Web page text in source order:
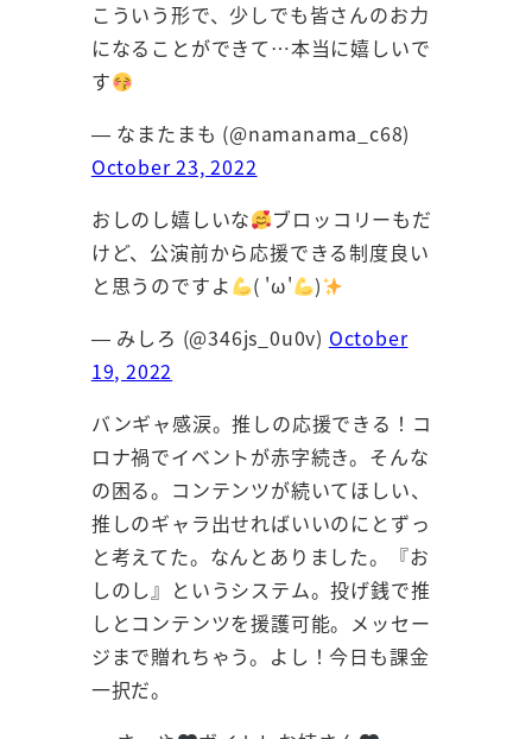
こういう形で、少しでも皆さんのお力
になることができて…本当に嬉しいで
す
— なまたまも (@namanama_c68)
October 23, 2022
おしのし嬉しいな
ブロッコリーもだ
けど、公演前から応援できる制度良い
と思うのですよ
( 'ω'
)
— みしろ (@346js_0u0v) October
19, 2022
バンギャ感涙。推しの応援できる！コ
ロナ禍でイベントが赤字続き。そんな
の困る。コンテンツが続いてほしい、
推しのギャラ出せればいいのにとずっ
と考えてた。なんとありました。『お
しのし』というシステム。投げ銭で推
しとコンテンツを援護可能。メッセー
ジまで贈れちゃう。よし！今日も課金
一択だ。